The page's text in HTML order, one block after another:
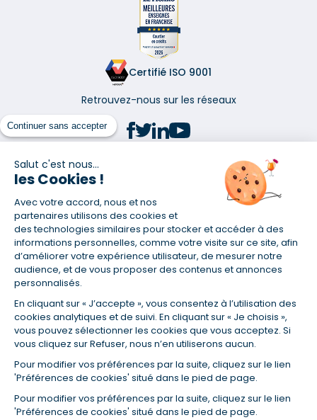
Continuer sans accepter
Salut c'est nous...
les Cookies !
Avec votre accord, nous et nos
partenaires utilisons des cookies et
des technologies similaires pour stocker et accéder à des
informations personnelles, comme votre visite sur ce site, afin
d’améliorer votre expérience utilisateur, de mesurer notre
audience, et de vous proposer des contenus et annonces
personnalisés.
En cliquant sur « J’accepte », vous consentez à l’utilisation des
cookies analytiques et de suivi. En cliquant sur « Je choisis »,
vous pouvez sélectionner les cookies que vous acceptez. Si
vous cliquez sur Refuser, nous n’en utiliserons aucun.
Pour modifier vos préférences par la suite, cliquez sur le lien
'Préférences de cookies' situé dans le pied de page.
Pour modifier vos préférences par la suite, cliquez sur le lien
'Préférences de cookies' situé dans le pied de page.
Certifié ISO 9001
Retrouvez-nous sur les réseaux
(1) Taux fixe national hors assurance et selon votre profil
(2) Économie de 65 % pour l'assurance d'un prêt amortissable de 330
457,23 € à 0,90 % sur 19,5 ans, accordé à un salarié non cadre assuré à
100 % (décès, PTIA, IPP, ITT, IPP) âgé de 36 ans fumeur et une personne
salariée non cadre assurée à 100 % (décès, PTIA, IPP, ITT, IPP) âgée de 35
ans et non-fumeur, tous deux sans risque médical connu. Au
14/07/2019, coût de l'assurance proposée par la banque 179,08 €/mois
en moyenne contre 64,60 €/mois en moyenne au 14/07/2022 avec
Empruntis.com (TAEA : 0,44 %, coût total de l'assurance : 15 117,65 €).
(3) Taux minimum pour un crédit consommation d'un montant fixé entre
5 000 et 20 000 euros, selon profil et durée.
(4) La diminution du montant des mensualités entraîne l'allongement
de la durée de remboursement ainsi que la hausse du coût total du
(5) Banques de réseau, mutualistes, spécialisées, directions
régionales, organismes de crédit selon votre profil et votre demande.
Mutuelles, compagnies et courtiers d'assurances. Selon votre profil et
votre demande.